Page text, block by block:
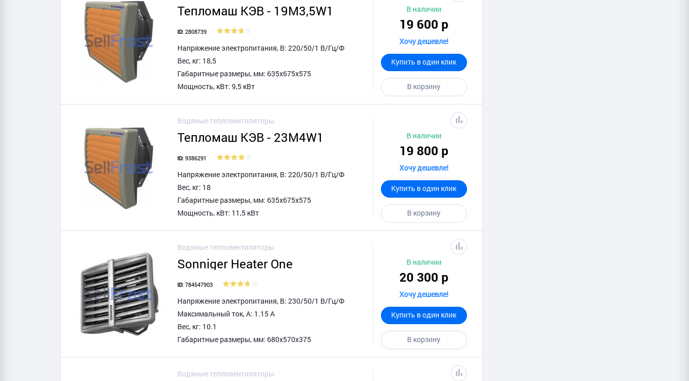
Тепломаш КЭВ - 19M3,5W1
ID:2808739
Напряжение электропитания, В: 220/50/1 В/Гц/Ф
Вес, кг: 18,5
Габаритные размеры, мм: 635х675х575
Мощность, кВт: 9,5 кВт
В наличии
19 600 р
Хочу дешевле!
Купить в один клик
В корзину
Водяные тепловентиляторы
Тепломаш КЭВ - 23M4W1
ID:9386291
Напряжение электропитания, В: 220/50/1 В/Гц/Ф
Вес, кг: 18
Габаритные размеры, мм: 635х675х575
Мощность, кВт: 11,5 кВт
В наличии
19 800 р
Хочу дешевле!
Купить в один клик
В корзину
Водяные тепловентиляторы
Sonniger Heater One
ID:784547903
Напряжение электропитания, В: 230/50/1 В/Гц/Ф
Максимальный ток, А: 1.15 А
Вес, кг: 10.1
Габаритные размеры, мм: 680x570x375
В наличии
20 300 р
Хочу дешевле!
Купить в один клик
В корзину
Водяные тепловентиляторы